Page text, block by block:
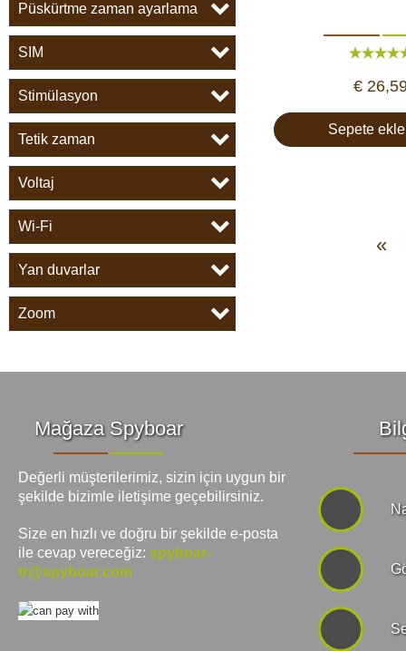
Püskürtme zaman ayarlama
SIM
Stimülasyon
Tetik zaman
Voltaj
Wi-Fi
Yan duvarlar
Zoom
€
Sepete ekle
«
Mağaza Spyboar
Değerli müşterilerimiz, sizin için uygun bir
şekilde bizimle iletişime geçebilirsiniz.
Size en hızlı ve doğru bir şekilde e-posta
ile cevap vereceğiz: spyboar-
tr@spyboar.com